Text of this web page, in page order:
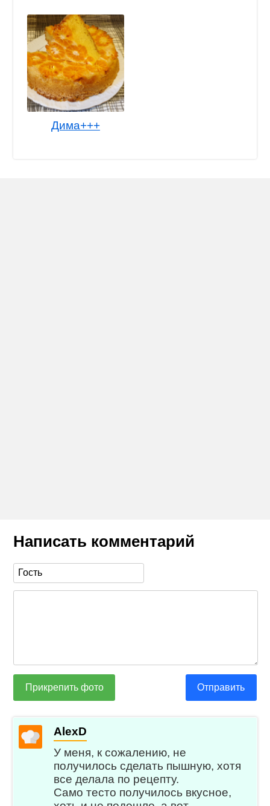
Дима+++
Написать комментарий
Прикрепить фото Отправить
AlexD
У меня, к сожалению, не
получилось сделать пышную, хотя
все делала по рецепту.
Само тесто получилось вкусное,